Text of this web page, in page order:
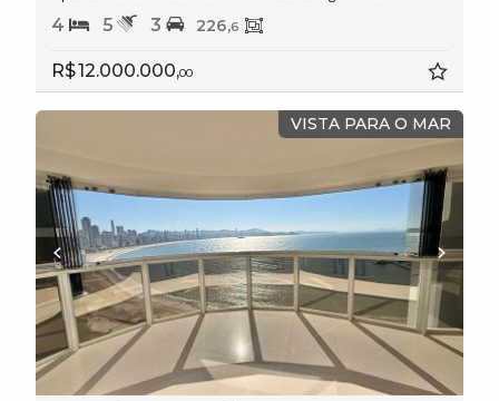
4 5 3 226,6
R$ 12.000.000,00
VISTA PARA O MAR